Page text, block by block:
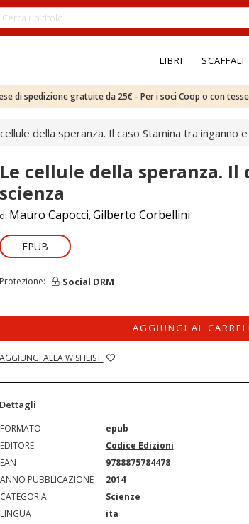
LIBRI SCAFFALI
di spedizione gratuite da 25€ - Per i soci Coop o con
della speranza. Il caso Stamina tra inganno
Le cellule della speranza.
scienza
di Mauro Capocci, Gilberto Corbellini
EPUB
Protezione: Social DRM
AGGIUNGI AL
AGGIUNGI ALLA WISHLIST
Dettagli
FORMATO
epub
EDITORE
Codice Edizioni
EAN
9788875784478
ANNO PUBBLICAZIONE
2014
CATEGORIA
Scienze
LINGUA
ita